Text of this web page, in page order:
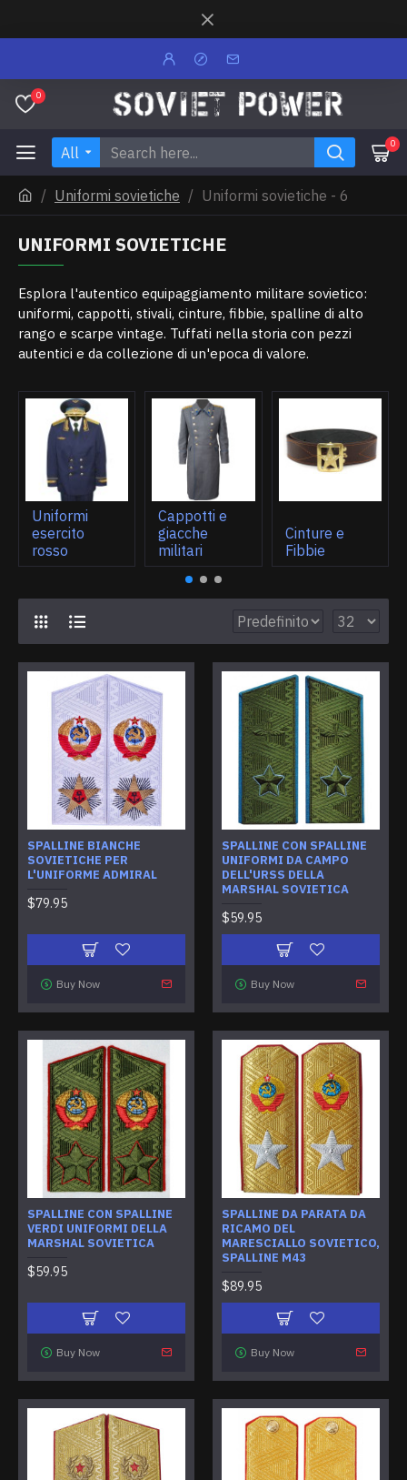
0
All 0
Uniformi sovietiche Uniformi sovietiche - 6
UNIFORMI SOVIETICHE
Esplora l'autentico equipaggiamento militare sovietico:
uniformi, cappotti, stivali, cinture, fibbie, spalline di alto
rango e scarpe vintage. Tuffati nella storia con pezzi
autentici e da collezione di un'epoca di valore.
Uniformi
esercito
rosso
Cappotti e
giacche
militari
Cinture e
Fibbie
SPALLINE BIANCHE
SOVIETICHE PER
L'UNIFORME ADMIRAL
$79.95
Buy Now
SPALLINE CON SPALLINE
UNIFORMI DA CAMPO
DELL'URSS DELLA
MARSHAL SOVIETICA
$59.95
Buy Now
SPALLINE CON SPALLINE
VERDI UNIFORMI DELLA
MARSHAL SOVIETICA
$59.95
Buy Now
SPALLINE DA PARATA DA
RICAMO DEL
MARESCIALLO SOVIETICO,
SPALLINE M43
$89.95
Buy Now